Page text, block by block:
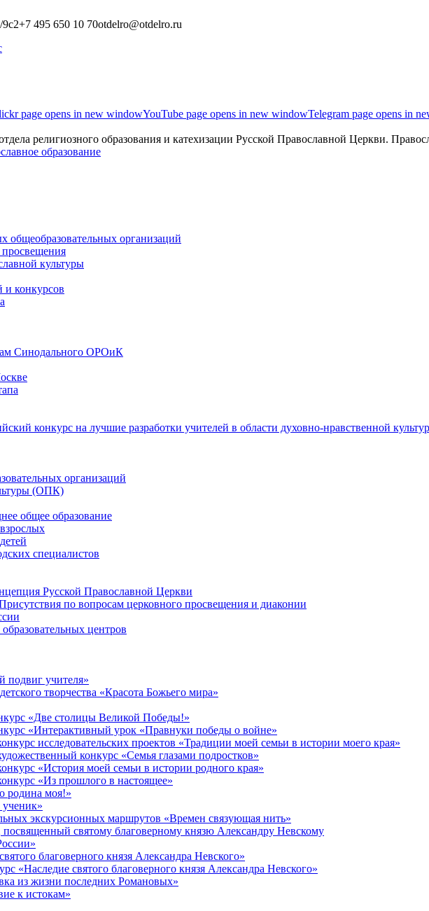
+7 495 650 10 70otdelro@otdelro.ru
page opens in new windowYouTube page opens in new windowTelegram page opens in
религиозного образования и катехизации Русской Православной Церкви.
общеобразовательных организаций
просвещения
культуры
и конкурсов
Синодального ОРОиК
конкурс на лучшие разработки учителей в области духовно-нравственной
организаций
(ОПК)
общее образование
специалистов
Русской Православной Церкви
по вопросам церковного просвещения и диаконии
центров
подвиг учителя»
творчества «Красота Божьего мира»
«Две столицы Великой Победы!»
«Интерактивный урок «Правнуки победы о войне»
исследовательских проектов «Традиции моей семьи в истории моего края»
конкурс «Семья глазами подростков»
«История моей семьи в истории родного края»
«Из прошлого в настоящее»
родина моя!»
экскурсионных маршрутов «Времен связующая нить»
святому благоверному князю Александру Невскому
благоверного князя Александра Невского»
«Наследие святого благоверного князя Александра Невского»
из жизни последних Романовых»
к истокам»